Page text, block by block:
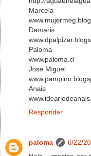
Marcela
Damaris
Paloma
www.paloma.cl
Jose Miguel
Anais
Responder
paloma
6/22/